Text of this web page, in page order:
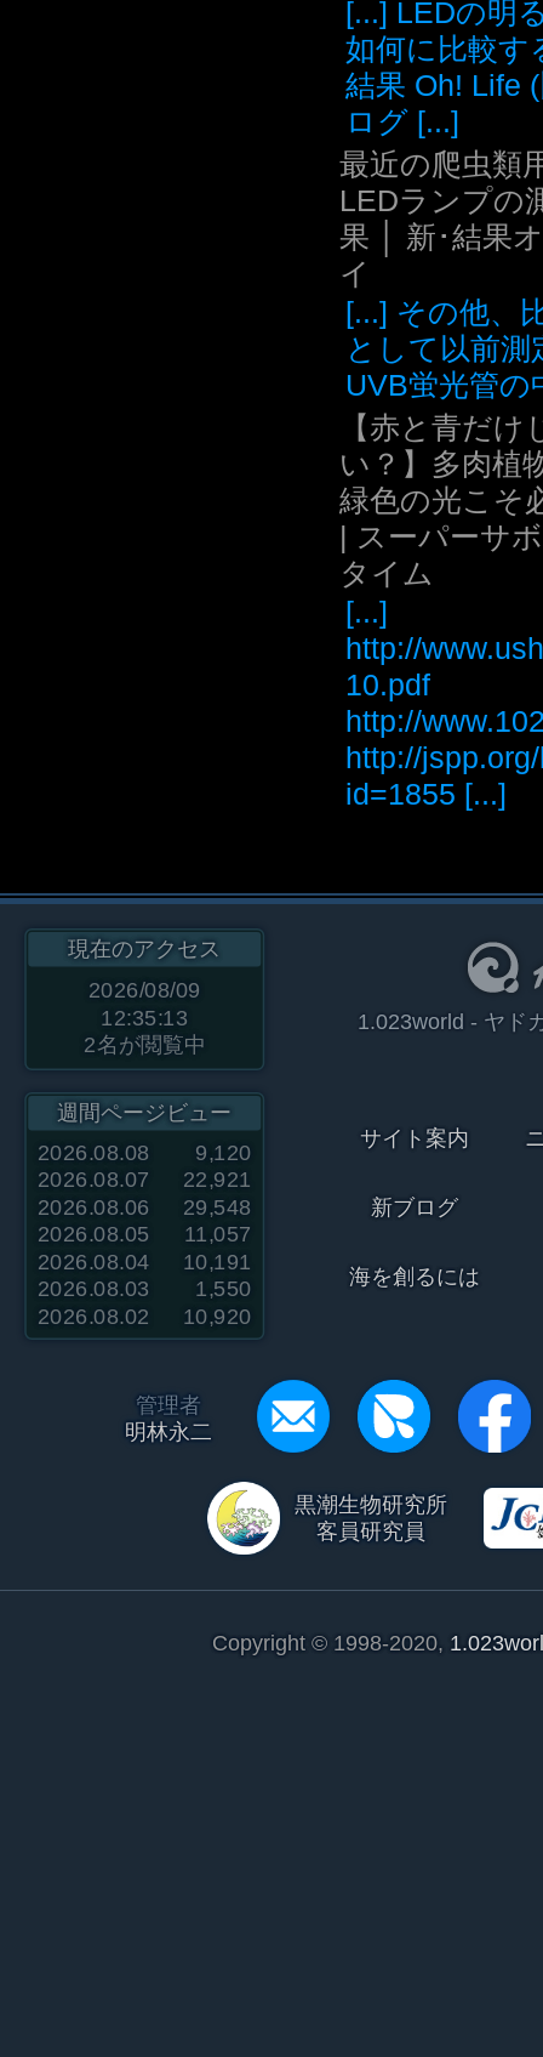
[...] LEDの明
如何に比較す
結果 Oh! Life
ログ [...]
最近の爬虫類
LEDランプの
果 │ 新･結果
イ
[...] その他、
として以前測
UVB蛍光管の
【赤と青だけ
い？】多肉植
緑色の光こそ
| スーパーサ
タイム
[...]
http://
10.pdf
http://
http://
id=1855 [...]
現在のアクセス
2026/08/09
12:35:13
2名が閲覧中
週間ページビュー
2026.08.08
9,120
2026.08.07
22,921
2026.08.06
29,548
2026.08.05
11,057
2026.08.04
10,191
2026.08.03
1,550
2026.08.02
10,920
1.023world - ヤド
サイト案内
新ブログ
海を創るには
管理者
明林永二
黒潮生物研究所
客員研究員
Copyright © 1998-2020,